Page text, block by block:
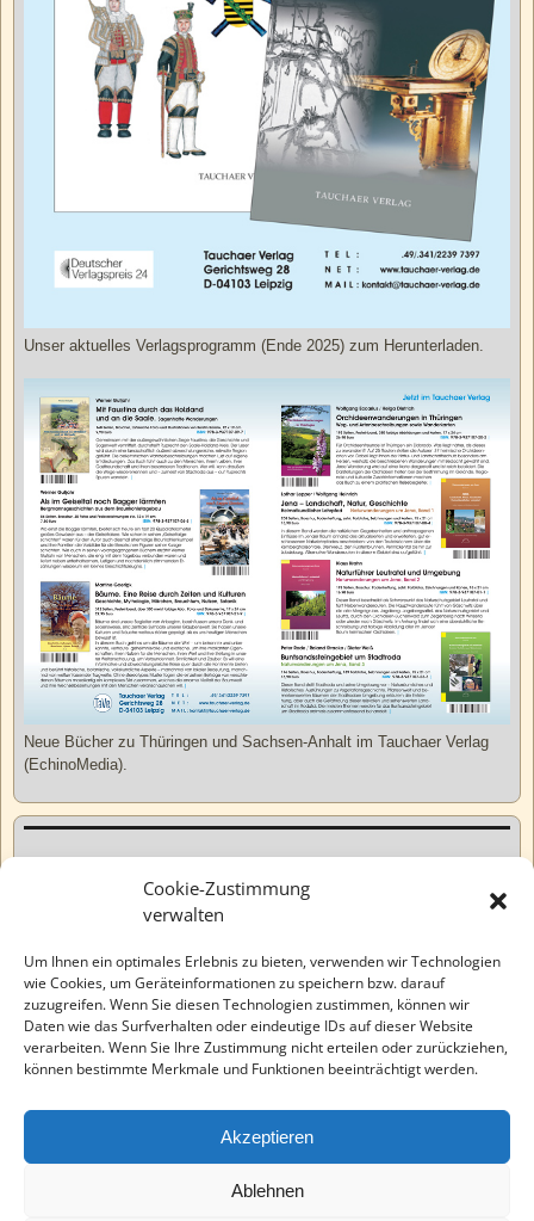
Cookie-Zustimmung
verwalten
Um Ihnen ein optimales Erlebnis zu bieten, verwenden wir Technologien
wie Cookies, um Geräteinformationen zu speichern bzw. darauf
zuzugreifen. Wenn Sie diesen Technologien zustimmen, können wir
Daten wie das Surfverhalten oder eindeutige IDs auf dieser Website
verarbeiten. Wenn Sie Ihre Zustimmung nicht erteilen oder zurückziehen,
können bestimmte Merkmale und Funktionen beeinträchtigt werden.
Akzeptieren
Ablehnen
Unser aktuelles Verlagsprogramm (Ende 2025) zum Herunterladen.
Neue Bücher zu Thüringen und Sachsen-Anhalt im Tauchaer Verlag
(EchinoMedia).
Varia